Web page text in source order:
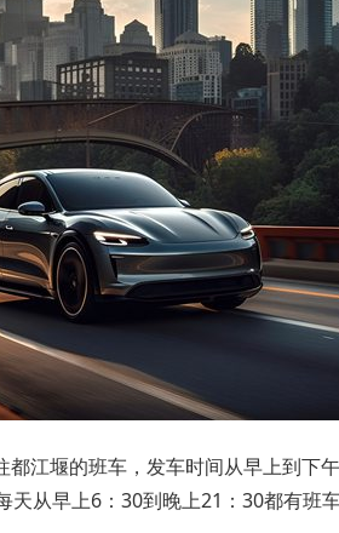
江堰的班车，发车时间从早上到下
从早上6：30到晚上21：30都有班